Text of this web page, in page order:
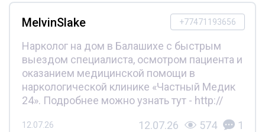
+77471193656
MelvinSlake
Нарколог на дом в Балашихе с быстрым
выездом специалиста, осмотром пациента и
оказанием медицинской помощи в
наркологической клинике «Частный Медик
24». Подробнее можно узнать тут - http://
12.07.26 12.07.26 574 1